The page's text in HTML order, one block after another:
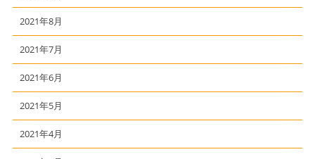
2021年8月
2021年7月
2021年6月
2021年5月
2021年4月